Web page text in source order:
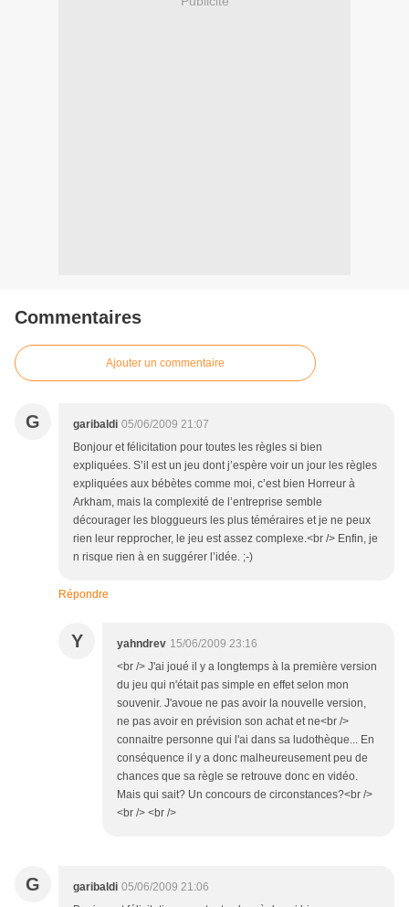
Commentaires
Ajouter un commentaire
G garibaldi 05/06/2009 21:07
Bonjour et félicitation pour toutes les règles si bien
expliquées. S’il est un jeu dont j’espère voir un jour les règles
expliquées aux bébètes comme moi, c’est bien Horreur à
Arkham, mais la complexité de l’entreprise semble
décourager les bloggueurs les plus téméraires et je ne peux
rien leur repprocher, le jeu est assez complexe.<br /> Enfin, je
n risque rien à en suggérer l’idée. ;-)
Répondre
Y yahndrev 15/06/2009 23:16
<br /> J'ai joué il y a longtemps à la première version
du jeu qui n'était pas simple en effet selon mon
souvenir. J'avoue ne pas avoir la nouvelle version,
ne pas avoir en prévision son achat et ne<br />
connaitre personne qui l'ai dans sa ludothèque... En
conséquence il y a donc malheureusement peu de
chances que sa règle se retrouve donc en vidéo.
Mais qui sait? Un concours de circonstances?<br />
<br /> <br />
G garibaldi 05/06/2009 21:06